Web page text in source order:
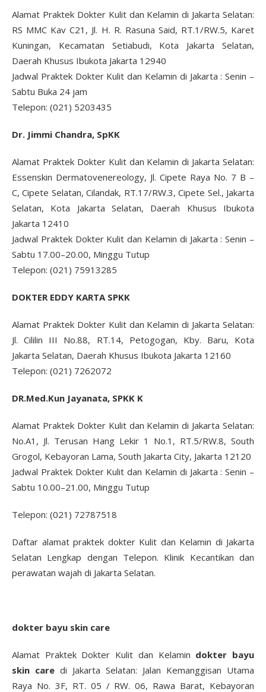
Alamat Praktek Dokter Kulit dan Kelamin di Jakarta Selatan:
RS MMC Kav C21, Jl. H. R. Rasuna Said, RT.1/RW.5, Karet
Kuningan, Kecamatan Setiabudi, Kota Jakarta Selatan,
Daerah Khusus Ibukota Jakarta 12940
Jadwal Praktek Dokter Kulit dan Kelamin di Jakarta : Senin –
Sabtu Buka 24 jam
Telepon: (021) 5203435
Dr. Jimmi Chandra, SpKK
Alamat Praktek Dokter Kulit dan Kelamin di Jakarta Selatan:
Essenskin Dermatovenereology, Jl. Cipete Raya No. 7 B –
C, Cipete Selatan, Cilandak, RT.17/RW.3, Cipete Sel., Jakarta
Selatan, Kota Jakarta Selatan, Daerah Khusus Ibukota
Jakarta 12410
Jadwal Praktek Dokter Kulit dan Kelamin di Jakarta : Senin –
Sabtu 17.00–20.00, Minggu Tutup
Telepon: (021) 75913285
DOKTER EDDY KARTA SPKK
Alamat Praktek Dokter Kulit dan Kelamin di Jakarta Selatan:
Jl. Cililin III No.88, RT.14, Petogogan, Kby. Baru, Kota
Jakarta Selatan, Daerah Khusus Ibukota Jakarta 12160
Telepon: (021) 7262072
DR.Med.Kun Jayanata, SPKK K
Alamat Praktek Dokter Kulit dan Kelamin di Jakarta Selatan:
No.A1, Jl. Terusan Hang Lekir 1 No.1, RT.5/RW.8, South
Grogol, Kebayoran Lama, South Jakarta City, Jakarta 12120
Jadwal Praktek Dokter Kulit dan Kelamin di Jakarta : Senin –
Sabtu 10.00–21.00, Minggu Tutup
Telepon: (021) 72787518
Daftar alamat praktek dokter Kulit dan Kelamin di Jakarta
Selatan Lengkap dengan Telepon. Klinik Kecantikan dan
perawatan wajah di Jakarta Selatan.
dokter bayu skin care
Alamat Praktek Dokter Kulit dan Kelamin dokter bayu
skin care di Jakarta Selatan: Jalan Kemanggisan Utama
Raya No. 3F, RT. 05 / RW. 06, Rawa Barat, Kebayoran